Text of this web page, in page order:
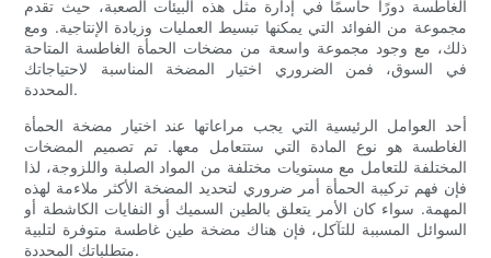
الغاطسة دورًا حاسمًا في إدارة مثل هذه البيئات الصعبة، حيث تقدم
مجموعة من الفوائد التي يمكنها تبسيط العمليات وزيادة الإنتاجية. ومع
ذلك، مع وجود مجموعة واسعة من مضخات الحمأة الغاطسة المتاحة
في السوق، فمن الضروري اختيار المضخة المناسبة لاحتياجاتك
المحددة.
أحد العوامل الرئيسية التي يجب مراعاتها عند اختيار مضخة الحمأة
الغاطسة هو نوع المادة التي ستتعامل معها. تم تصميم المضخات
المختلفة للتعامل مع مستويات مختلفة من المواد الصلبة واللزوجة، لذا
فإن فهم تركيبة الحمأة أمر ضروري لتحديد المضخة الأكثر ملاءمة لهذه
المهمة. سواء كان الأمر يتعلق بالطين السميك أو النفايات الكاشطة أو
السوائل المسببة للتآكل، فإن هناك مضخة طين غاطسة متوفرة لتلبية
متطلباتك المحددة.